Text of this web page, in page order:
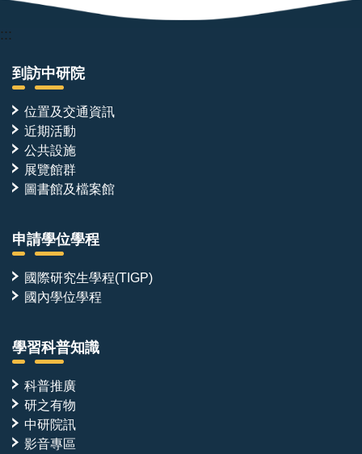
:::
到訪中研院
位置及交通資訊
近期活動
公共設施
展覽館群
圖書館及檔案館
申請學位學程
國際研究生學程(TIGP)
國內學位學程
學習科普知識
科普推廣
研之有物
中研院訊
影音專區